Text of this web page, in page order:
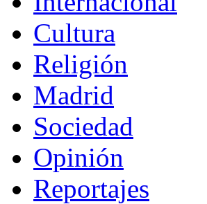
Cultura
Religión
Madrid
Sociedad
Opinión
Reportajes